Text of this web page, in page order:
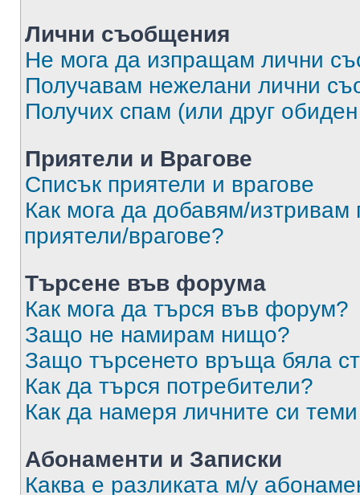
Лични съобщения
Не мога да изпращам лични
Получавам нежелани лични
Получих спам (или друг
Приятели и Врагове
Списък приятели и врагове
Как мога да добавям/изтривам
приятели/врагове?
Търсене във форума
Как мога да търся във форум?
Защо не намирам нищо?
Защо търсенето връща бяла
Как да търся потребители?
Как да намеря личните си
Абонаменти и Записки
Каква е разликата м/у